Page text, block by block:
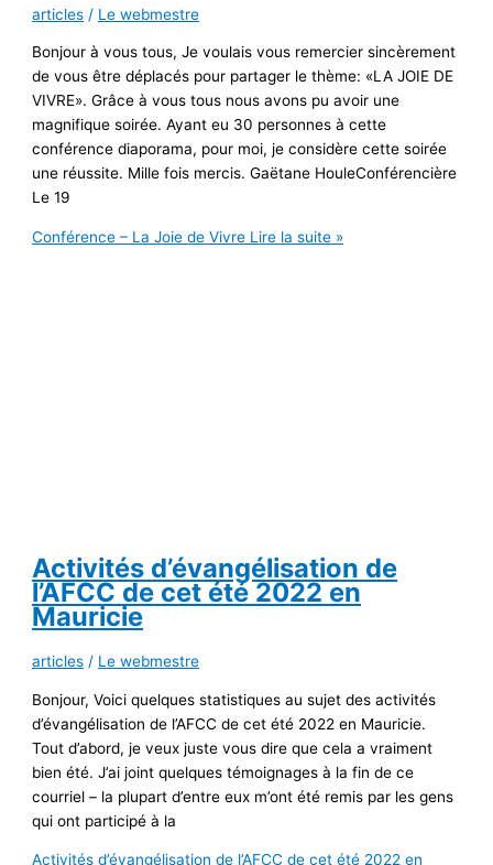
articles / Le webmestre
Bonjour à vous tous, Je voulais vous remercier sincèrement
de vous être déplacés pour partager le thème: «LA JOIE DE
VIVRE». Grâce à vous tous nous avons pu avoir une
magnifique soirée. Ayant eu 30 personnes à cette
conférence diaporama, pour moi, je considère cette soirée
une réussite. Mille fois mercis. Gaëtane HouleConférencière
Le 19
Conférence – La Joie de Vivre Lire la suite »
Activités d’évangélisation de
l’AFCC de cet été 2022 en
Mauricie
articles / Le webmestre
Bonjour, Voici quelques statistiques au sujet des activités
d’évangélisation de l’AFCC de cet été 2022 en Mauricie.
Tout d’abord, je veux juste vous dire que cela a vraiment
bien été. J’ai joint quelques témoignages à la fin de ce
courriel – la plupart d’entre eux m’ont été remis par les gens
qui ont participé à la
Activités d’évangélisation de l’AFCC de cet été 2022 en